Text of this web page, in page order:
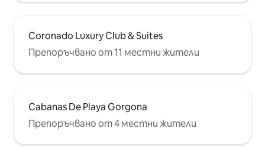
Coronado Luxury Club & Suites
Препоръчвано от 11 местни жители
Cabanas De Playa Gorgona
Препоръчвано от 4 местни жители